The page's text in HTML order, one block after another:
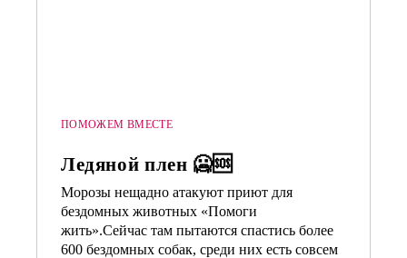
ПОМОЖЕМ ВМЕСТЕ
Ледяной плен 🥶🆘
Морозы нещадно атакуют приют для
бездомных животных «Помоги
жить».Сейчас там пытаются спастись более
600 бездомных собак, среди них есть совсем